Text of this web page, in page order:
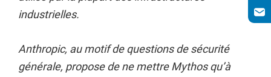
industrielles.
Anthropic, au motif de questions de sécurité
générale, propose de ne mettre Mythos qu’à